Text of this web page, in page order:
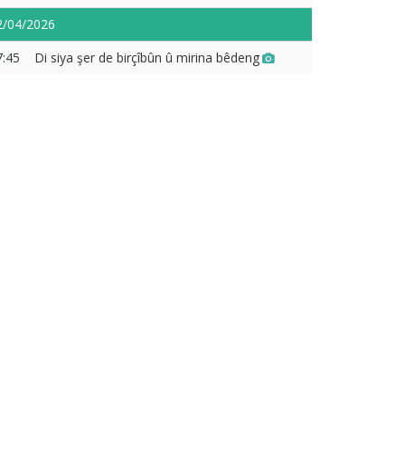
04/2026
Di siya şer de birçîbûn û mirina bêdeng